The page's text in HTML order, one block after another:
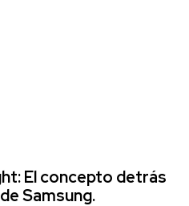
El concepto detrás
Samsung.